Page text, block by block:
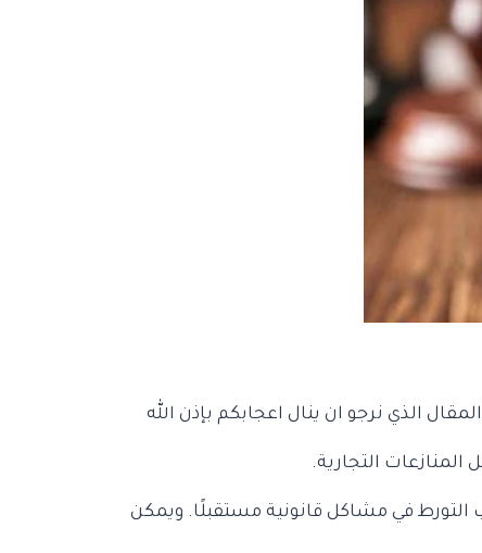
الذي نرجو ان ينال اعجابكم بإذن الله
التجارية.
التورط في مشاكل قانونية مستقبلًا. ويمكن